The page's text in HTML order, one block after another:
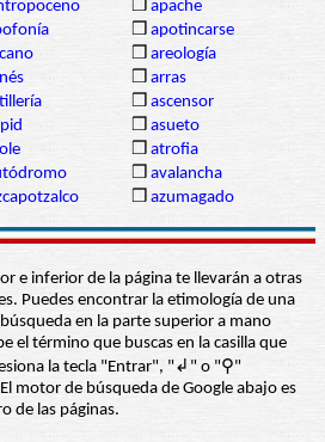
❒ apache
❒ apotincarse
❒ areología
❒ arras
❒ ascensor
❒ asueto
❒ atrofia
❒ avalancha
❒ azumagado
e inferior de la página te llevarán a otras
Puedes encontrar la etimología de una
en la parte superior a mano
el término que buscas en la casilla que
la tecla "Entrar", "↲" o "⚲"
motor de búsqueda de Google abajo es
de las páginas.